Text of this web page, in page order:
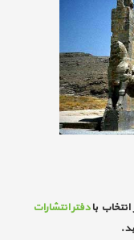
بادفتر انتشارات